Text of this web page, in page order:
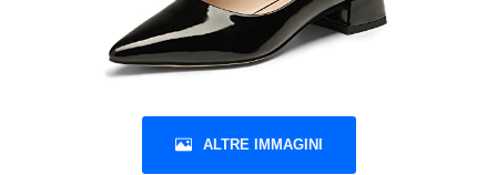
ALTRE IMMAGINI